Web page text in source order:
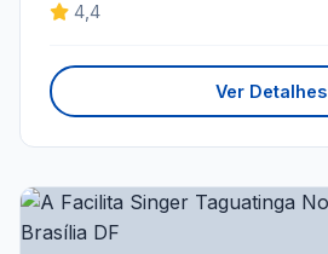
4,4
Ver Detalhes